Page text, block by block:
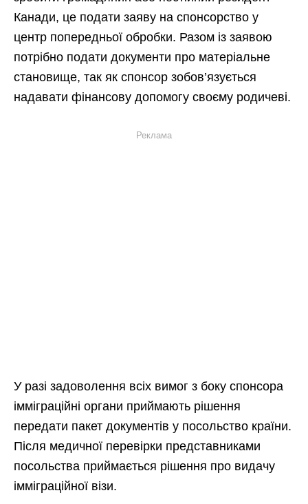
Канади, це подати заяву на спонсорство у
центр попередньої обробки. Разом із заявою
потрібно подати документи про матеріальне
становище, так як спонсор зобов’язується
надавати фінансову допомогу своєму родичеві.
Реклама
У разі задоволення всіх вимог з боку спонсора
імміграційні органи приймають рішення
передати пакет документів у посольство країни.
Після медичної перевірки представниками
посольства приймається рішення про видачу
імміграційної візи.